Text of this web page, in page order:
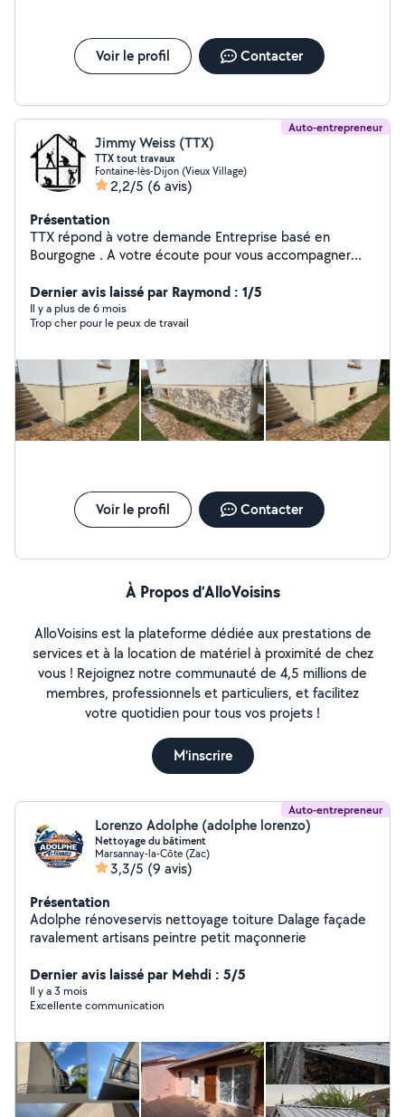
Voir le profil Contacter
Auto-entrepreneur
Jimmy Weiss (TTX)
TTX tout travaux
Fontaine-lès-Dijon (Vieux Village)
2,2/5 (6 avis)
Présentation
TTX répond à votre demande Entreprise basé en
Bourgogne . A votre écoute pour vous accompagner
Peinture extérieure (façade, boiseries fer forgé etc et
s'occupe aussi du nettoyage, façade, dalle et nettoyage
de toiture, on n'a une équipe qui s'occupe aussi bien
avec TTX pour discuter de vos besoins et obtenir un
devis
Dernier avis laissé par Raymond : 1/5
Il y a plus de 6 mois
Trop cher pour le peux de travail
Voir le profil Contacter
À Propos d’AlloVoisins
AlloVoisins est la plateforme dédiée aux prestations de
services et à la location de matériel à proximité de chez
vous ! Rejoignez notre communauté de 4,5 millions de
membres, professionnels et particuliers, et facilitez
votre quotidien pour tous vos projets !
M'inscrire
Auto-entrepreneur
Lorenzo Adolphe (adolphe lorenzo)
Nettoyage du bâtiment
Marsannay-la-Côte (Zac)
3,3/5 (9 avis)
Présentation
Adolphe rénoveservis nettoyage toiture Dalage façade
ravalement artisans peintre petit maçonnerie
Dernier avis laissé par Mehdi : 5/5
Il y a 3 mois
Excellente communication